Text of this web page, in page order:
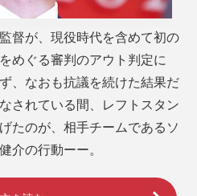
督が、現役時代を含めて初の
めぐる審判のアウト判定に
、なおも抗議を続けた結果だ
されている間、レフトスタン
たのが、相手チームであるソ
介の行動ーー。